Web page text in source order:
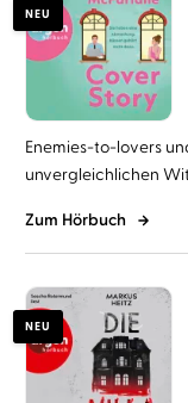
NEU
Enemies-to-lovers
unvergleichlichen
Zum Hörbuch
NEU